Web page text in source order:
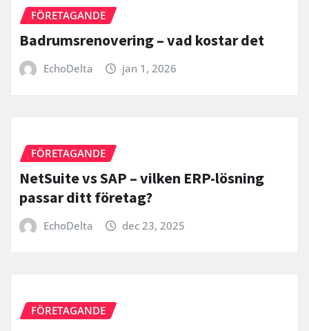
FÖRETAGANDE
Badrumsrenovering – vad kostar det
EchoDelta jan 1, 2026
FÖRETAGANDE
NetSuite vs SAP – vilken ERP-lösning
passar ditt företag?
EchoDelta dec 23, 2025
FÖRETAGANDE